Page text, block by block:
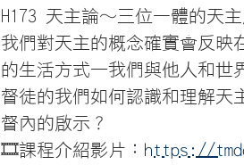
H173 天主論〜三位一體的天
我們對天主的概念確實會反映
的生活方式—我們與他人和世
督徒的我們如何認識和理解天
督內的啟示？
🎞️課程介紹影片： https://